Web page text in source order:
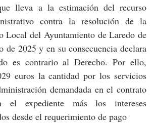
lleva a la estimación del recurso
contra la resolución de la
Local del Ayuntamiento de Laredo de
de 2025 y en su consecuencia declara
es contrario al Derecho. Por ello,
euros la cantidad por los servicios
demandada en el contrato
el expediente más los intereses
desde el requerimiento de pago